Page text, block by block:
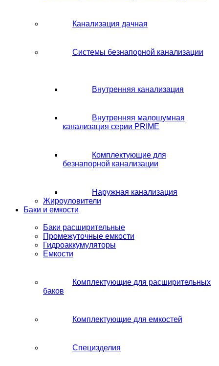
Канализация дачная
Системы безнапорной канализации
Внутренняя канализация
Внутренняя малошумная
канализация серии PRIME
Комплектующие для
безнапорной канализации
Наружная канализация
Жироуловители
Баки и емкости
Баки расширительные
Промежуточные емкости
Гидроаккумуляторы
Емкости
Комплектующие для расширительных
баков
Комплектующие для емкостей
Специзделия